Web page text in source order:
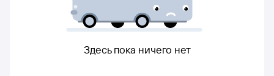
Здесь пока ничего нет